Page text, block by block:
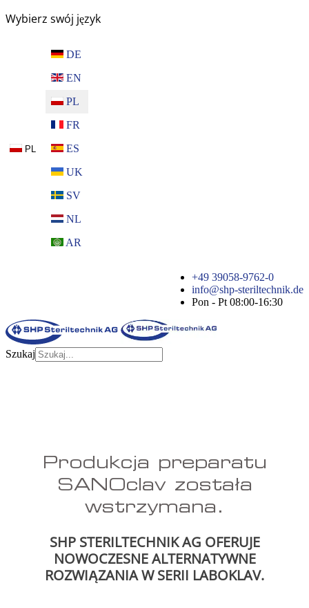
Wybierz swój język
PL
DE
EN
PL
FR
ES
UK
SV
NL
AR
+49 39058-9762-0
info@shp-steriltechnik.de
Pon - Pt 08:00-16:30
Szukaj
Produkcja preparatu
SANOclav została
wstrzymana.
SHP STERILTECHNIK AG OFERUJE
NOWOCZESNE ALTERNATYWNE
ROZWIĄZANIA W SERII LABOKLAV.